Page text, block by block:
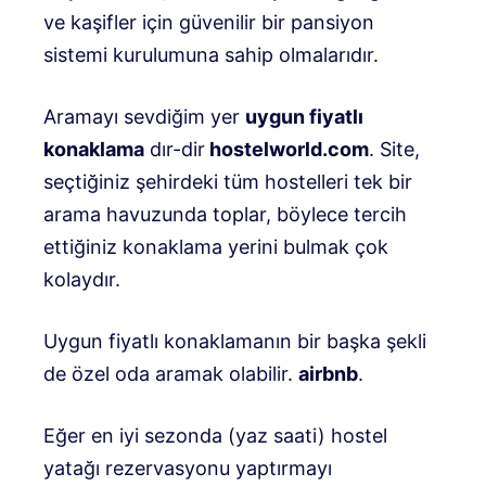
ve kaşifler için güvenilir bir pansiyon
sistemi kurulumuna sahip olmalarıdır.
Aramayı sevdiğim yer uygun fiyatlı
konaklama dır-dir hostelworld.com. Site,
seçtiğiniz şehirdeki tüm hostelleri tek bir
arama havuzunda toplar, böylece tercih
ettiğiniz konaklama yerini bulmak çok
kolaydır.
Uygun fiyatlı konaklamanın bir başka şekli
de özel oda aramak olabilir. airbnb.
Eğer en iyi sezonda (yaz saati) hostel
yatağı rezervasyonu yaptırmayı